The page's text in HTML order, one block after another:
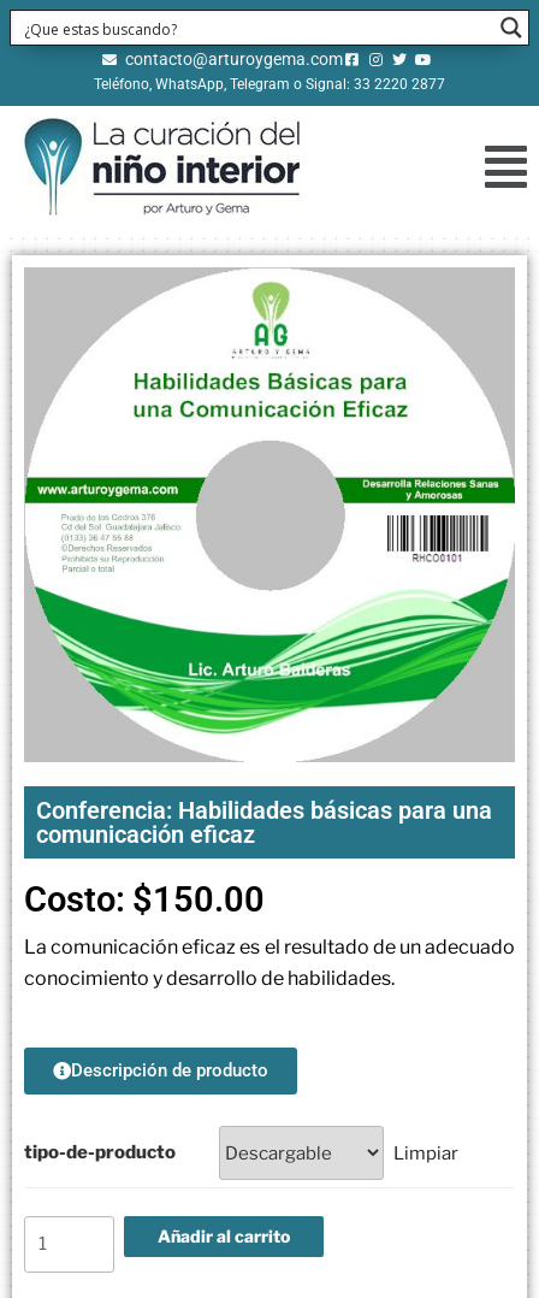
Teléfono, WhatsApp, Telegram o Signal: 33 2220 2877
contacto@arturoygema.com
Conferencia: Habilidades básicas para una
comunicación eficaz
Costo: $150.00
La comunicación eficaz es el resultado de un adecuado
conocimiento y desarrollo de habilidades.
Descripción de producto
tipo-de-producto Limpiar
Añadir al carrito